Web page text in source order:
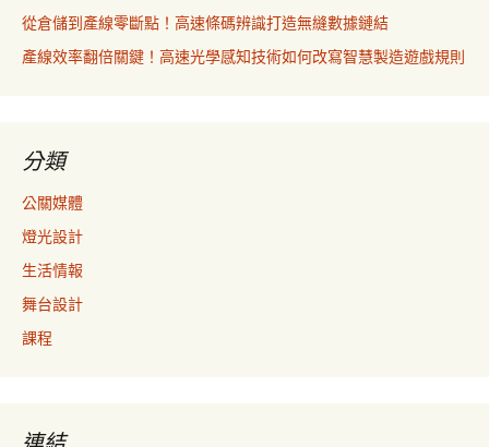
從倉儲到產線零斷點！高速條碼辨識打造無縫數據鏈結
產線效率翻倍關鍵！高速光學感知技術如何改寫智慧製造遊戲規則
分類
公關媒體
燈光設計
生活情報
舞台設計
課程